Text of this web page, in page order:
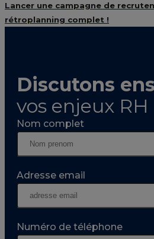
Lancer une campagne de
rétroplanning complet !
Discutons
vos enjeux RH
Nom complet
Adresse email
Numéro de téléphone